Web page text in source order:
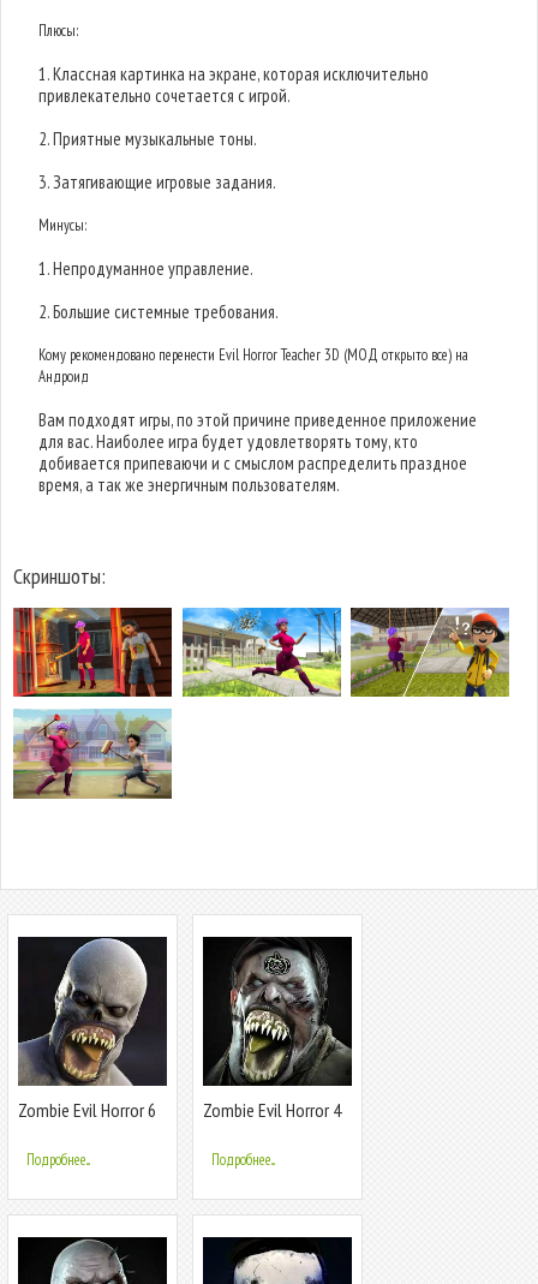
Плюсы:
1. Классная картинка на экране, которая исключительно
привлекательно сочетается с игрой.
2. Приятные музыкальные тоны.
3. Затягивающие игровые задания.
Минусы:
1. Непродуманное управление.
2. Большие системные требования.
Кому рекомендовано перенести Evil Horror Teacher 3D (МОД открыто все) на
Андроид
Вам подходят игры, по этой причине приведенное приложение
для вас. Наиболее игра будет удовлетворять тому, кто
добивается припеваючи и с смыслом распределить праздное
время, а так же энергичным пользователям.
Скриншоты:
Zombie Evil Horror 6
Подробнее...
Zombie Evil Horror 4
Подробнее...